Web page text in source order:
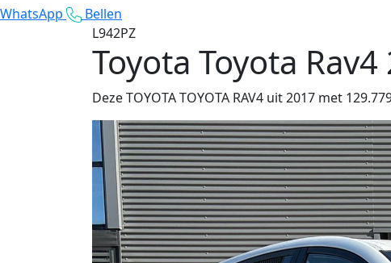
WhatsApp
Bellen
L942PZ
Toyota Toyota Rav4
Deze TOYOTA TOYOTA RAV4 uit 2017 met